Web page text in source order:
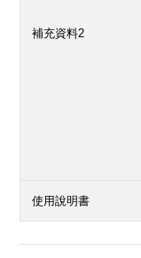
補充資料2
使用說明書